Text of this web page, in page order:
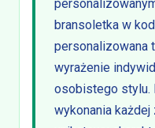
bransoletka w
personalizowana
wyrażenie
osobistego stylu.
wykonania